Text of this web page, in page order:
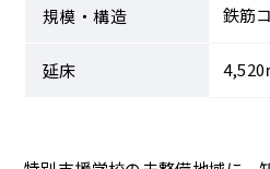
規模・構造 鉄筋
延床 4,520